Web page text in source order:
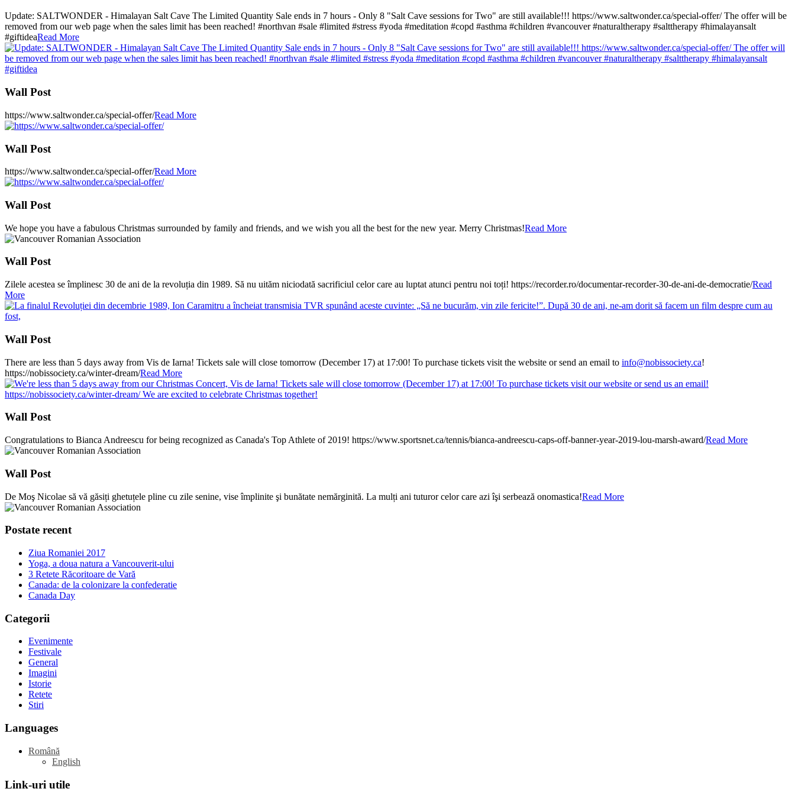
Update: SALTWONDER - Himalayan Salt Cave The Limited Quantity Sale ends in 7 hours - Only 8 "Salt Cave sessions for Two" are still available!!! https://www.saltwonder.ca/special-offer/ The offer will be
removed from our web page when the sales limit has been reached! #northvan #sale #limited #stress #yoda #meditation #copd #asthma #children #vancouver #naturaltherapy #salttherapy #himalayansalt
#giftideaRead More
Wall Post
https://www.saltwonder.ca/special-offer/Read More
Wall Post
https://www.saltwonder.ca/special-offer/Read More
Wall Post
We hope you have a fabulous Christmas surrounded by family and friends, and we wish you all the best for the new year. Merry Christmas!Read More
Wall Post
Zilele acestea se împlinesc 30 de ani de la revoluția din 1989. Să nu uităm niciodată sacrificiul celor care au luptat atunci pentru noi toți! https://recorder.ro/documentar-recorder-30-de-ani-de-democratie/Read
More
Wall Post
There are less than 5 days away from Vis de Iarna! Tickets sale will close tomorrow (December 17) at 17:00! To purchase tickets visit the website or send an email to info@nobissociety.ca!
https://nobissociety.ca/winter-dream/Read More
Wall Post
Congratulations to Bianca Andreescu for being recognized as Canada's Top Athlete of 2019! https://www.sportsnet.ca/tennis/bianca-andreescu-caps-off-banner-year-2019-lou-marsh-award/Read More
Wall Post
De Moş Nicolae să vă găsiți ghetuțele pline cu zile senine, vise împlinite şi bunătate nemărginită. La mulți ani tuturor celor care azi îşi serbează onomastica!Read More
Postate recent
Ziua Romaniei 2017
Yoga, a doua natura a Vancouverit-ului
3 Retete Răcoritoare de Vară
Canada: de la colonizare la confederatie
Canada Day
Categorii
Evenimente
Festivale
General
Imagini
Istorie
Retete
Stiri
Languages
Română
English
Link-uri utile